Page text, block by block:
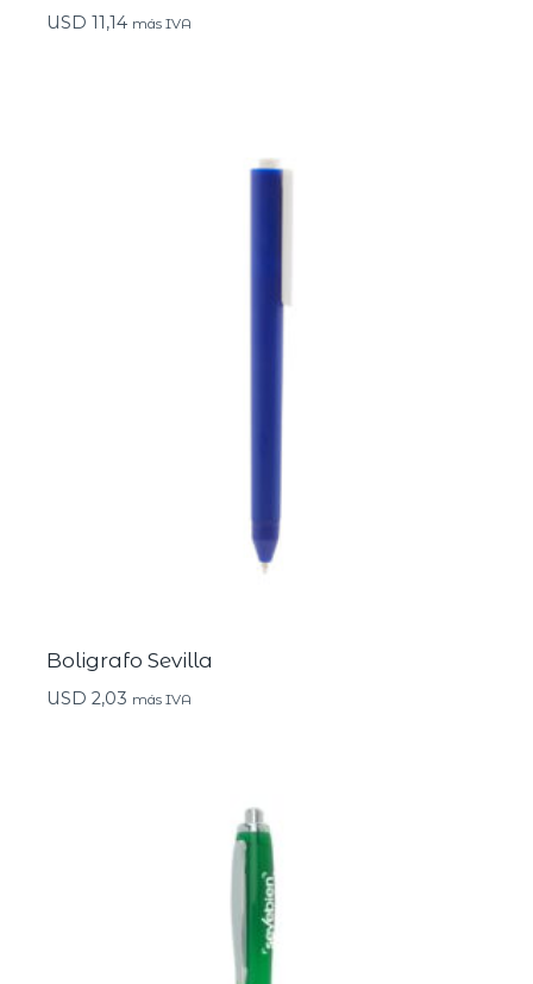
USD 11,14 más IVA
Boligrafo Sevilla
USD 2,03 más IVA